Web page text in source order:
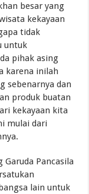
besar yang
kekayaan
tidak
untuk
pihak asing
karena inilah
sebenarnya dan
produk buatan
kekayaan kita
mulai dari
Pancasila
lain untuk